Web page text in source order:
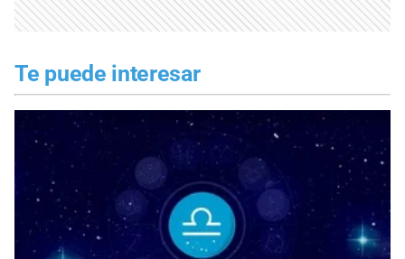
Te puede interesar